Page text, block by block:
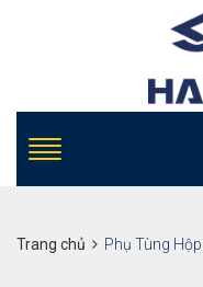
Trang chủ Phụ Tùng